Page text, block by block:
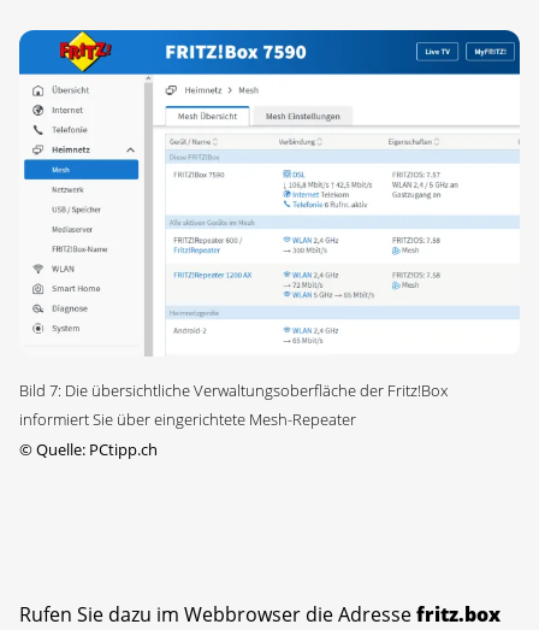
Bild 7: Die übersichtliche Verwaltungsoberfläche der Fritz!Box
informiert Sie über eingerichtete Mesh-Repeater
©Quelle: PCtipp.ch
Rufen Sie dazu im Webbrowser die Adressefritz.box